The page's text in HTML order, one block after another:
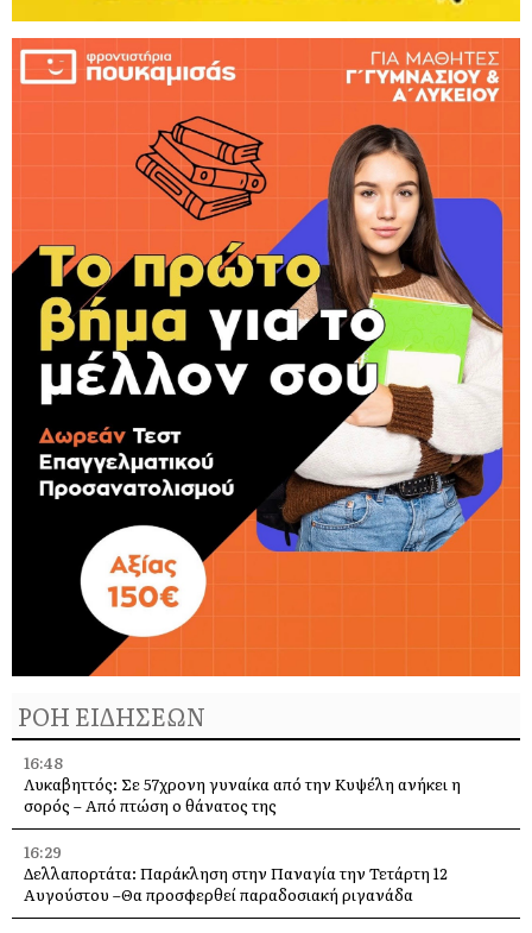
ΡΟΗ ΕΙΔΗΣΕΩΝ
16:48
Λυκαβηττός: Σε 57χρονη γυναίκα από την Κυψέλη ανήκει η
σορός – Από πτώση ο θάνατος της
16:29
Δελλαπορτάτα: Παράκληση στην Παναγία την Τετάρτη 12
Αυγούστου –Θα προσφερθεί παραδοσιακή ριγανάδα